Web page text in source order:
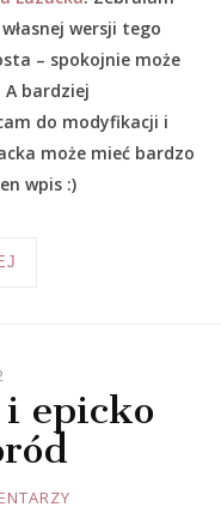
wersji tego
– spokojnie może
bardziej
do modyfikacji i
może mieć bardzo
wpis :)
epicko